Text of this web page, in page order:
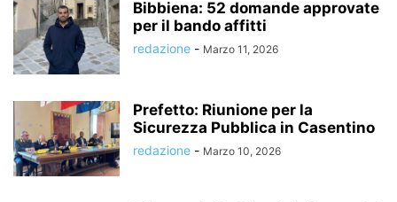
Bibbiena: 52 domande approvate
per il bando affitti
redazione - Marzo 11, 2026
Prefetto: Riunione per la
Sicurezza Pubblica in Casentino
redazione - Marzo 10, 2026